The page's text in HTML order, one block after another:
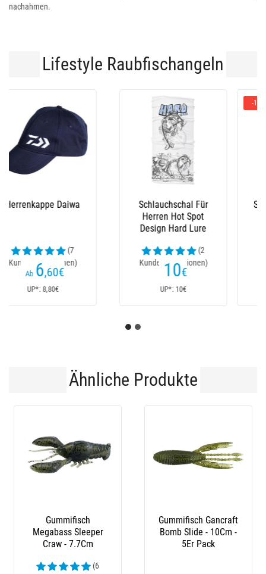
nachahmen.
Lifestyle Raubfischangeln
Stiefel Le Chameau
Kundenrezensionen)
170€ Ab 152
UP*: 170€
Latzhose Xm Ocean
235
UP*: 235€
Ähnliche Produkte
Gummifisch
Megabass Sleeper
Craw - 7.7Cm
(6
Gummifisch Gancraft
Bomb Slide - 10Cm -
5Er Pack